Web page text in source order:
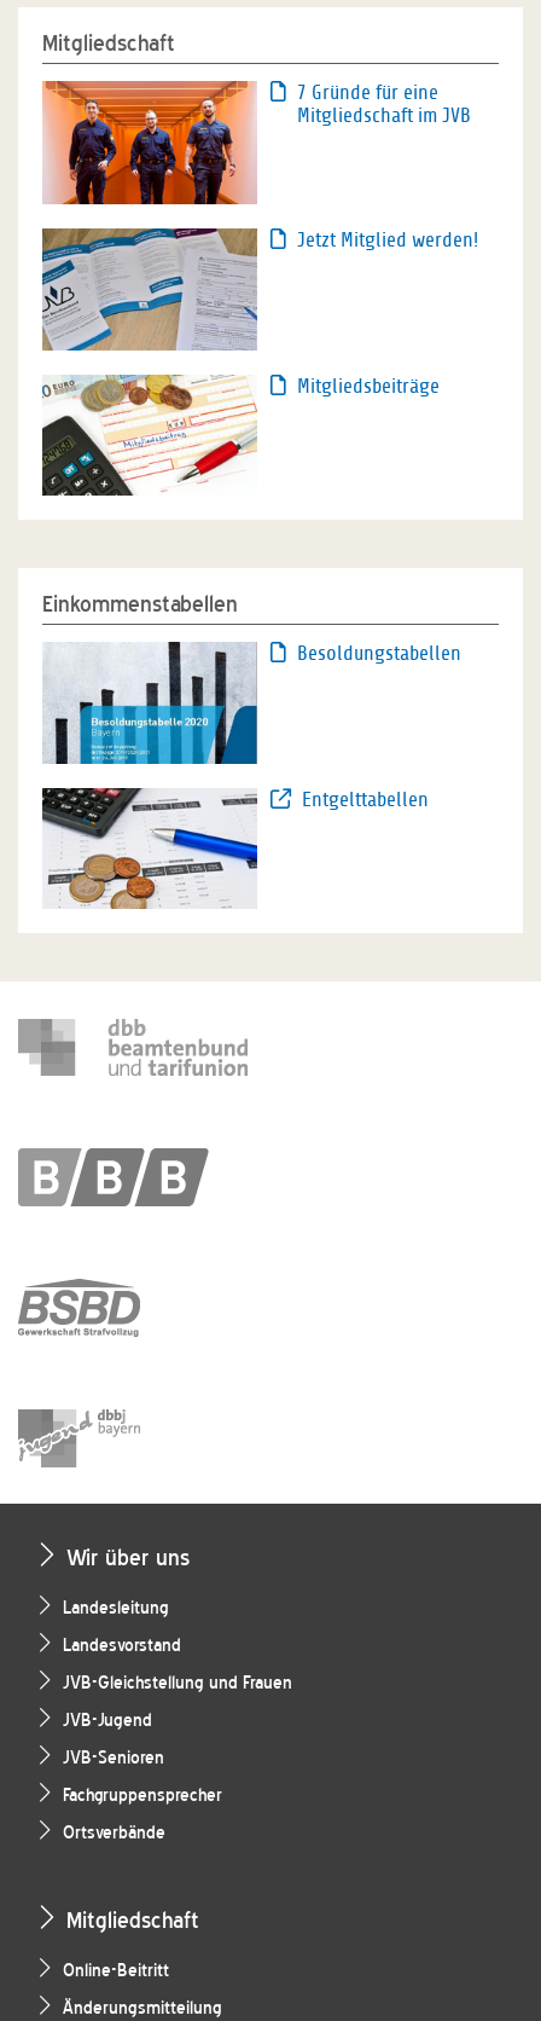
Mitgliedschaft
7 Gründe für eine
Mitgliedschaft im JVB
Jetzt Mitglied werden!
Mitgliedsbeiträge
Einkommenstabellen
Besoldungstabellen
Entgelttabellen
Wir über uns
Landesleitung
Landesvorstand
JVB-Gleichstellung und Frauen
JVB-Jugend
JVB-Senioren
Fachgruppensprecher
Ortsverbände
Mitgliedschaft
Online-Beitritt
Änderungsmitteilung